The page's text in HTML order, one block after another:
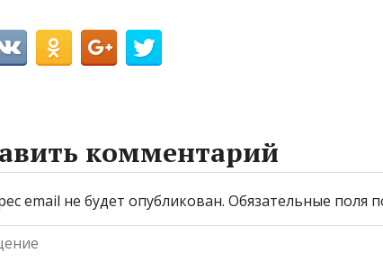
комментарий
email не будет опубликован. Обязательные поля